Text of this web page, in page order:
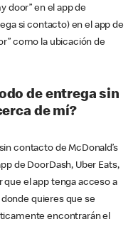
door” en el app de
si contacto) en el app de
como la ubicación de
de entrega sin
de mí?
contacto de McDonald’s
de DoorDash, Uber Eats,
el app tenga acceso a
quieres que se
encontrarán el